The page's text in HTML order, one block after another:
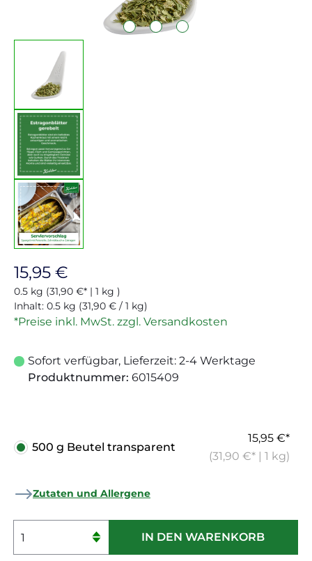
Regulärer Preis:
15,95 €
0.5 kg (31,90 €* | 1 kg )
Inhalt: 0.5 kg (31,90 € / 1 kg)
*Preise inkl. MwSt. zzgl. Versandkosten
Sofort verfügbar, Lieferzeit: 2-4 Werktage
Produktnummer: 6015409
500 g Beutel transparent
15,95 €*
(31,90 €* | 1 kg)
Zutaten und Allergene
Produkt Anzahl: Gib den
IN DEN WARENKORB